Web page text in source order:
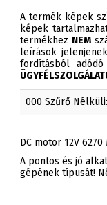
A termék képek
képek
termékhez NEM
leírások
fordításból
000 Szűrő Nélküli:
DC motor 12V
A pontos és jó
gépének típusát!